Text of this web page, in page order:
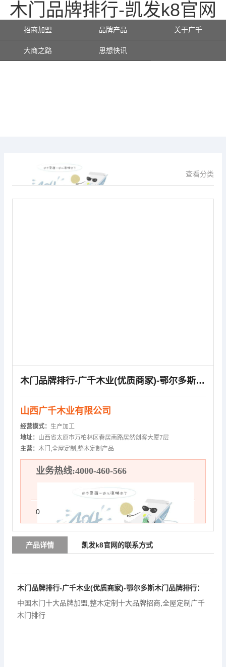
木门品牌排行-凯发k8官网
招商加盟 品牌产品 关于广千
大商之路 思想快讯
查看分类
木门品牌排行-广千木业(优质商家)-鄂尔多斯木门品牌排行
山西广千木业有限公司
经营模式： 生产加工
地址： 山西省太原市万柏林区春居南路居然创客大厦7层
主营： 木门,全屋定制,整木定制产品
业务热线:4000-460-566
0
产品详情 凯发k8官网的联系方式
木门品牌排行-广千木业(优质商家)-鄂尔多斯木门品牌排行：
中国木门十大品牌加盟 整木定制十大品牌招商 全屋定制广千
木门排行